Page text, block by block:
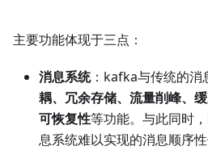
主要功能体现于三点：
消息系统：kafka与传统的消
耦、冗余存储、流量削峰、
可恢复性等功能。与此同时
息系统难以实现的消息顺序